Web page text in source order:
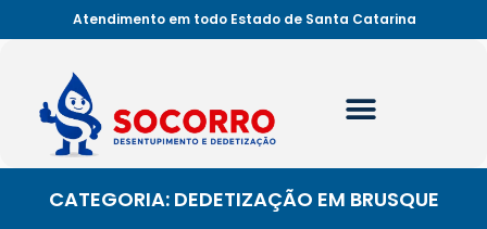
Atendimento em todo Estado de Santa Catarina
CATEGORIA: DEDETIZAÇÃO EM BRUSQUE